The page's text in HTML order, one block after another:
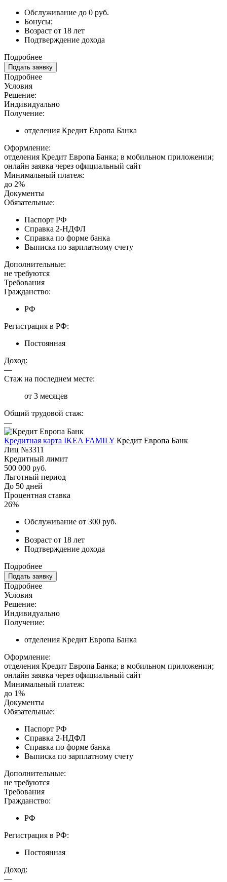
Обслуживание до 0 руб.
Бонусы;
Возраст от 18 лет
Подтверждение дохода
Подробнее
Подать заявку
Подробнее
Условия
Решение:
Индивидуально
Получение:
отделения Кредит Европа Банка
Оформление:
отделения Кредит Европа Банка; в мобильном приложении;
онлайн заявка через официальный сайт
Минимальный платеж:
до 2%
Документы
Обязательные:
Паспорт РФ
Справка 2-НДФЛ
Справка по форме банка
Выписка по зарплатному счету
Дополнительные:
не требуются
Требования
Гражданство:
РФ
Регистрация в РФ:
Постоянная
Доход:
—
Стаж на последнем месте:
от 3 месяцев
Общий трудовой стаж:
—
Кредитная карта IKEA FAMILY Кредит Европа Банк
Лиц №3311
Кредитный лимит
500 000 руб.
Льготный период
До 50 дней
Процентная ставка
26%
Обслуживание от 300 руб.
Возраст от 18 лет
Подтверждение дохода
Подробнее
Подать заявку
Подробнее
Условия
Решение:
Индивидуально
Получение:
отделения Кредит Европа Банка
Оформление:
отделения Кредит Европа Банка; в мобильном приложении;
онлайн заявка через официальный сайт
Минимальный платеж:
до 1%
Документы
Обязательные:
Паспорт РФ
Справка 2-НДФЛ
Справка по форме банка
Выписка по зарплатному счету
Дополнительные:
не требуются
Требования
Гражданство:
РФ
Регистрация в РФ:
Постоянная
Доход:
—